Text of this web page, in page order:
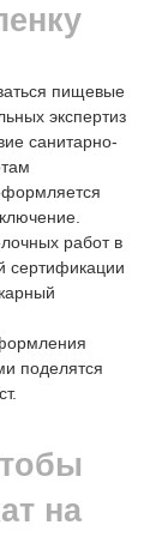
пищевые
экспертиз
cанитарно-
работ в
сертификации
поделятся
на